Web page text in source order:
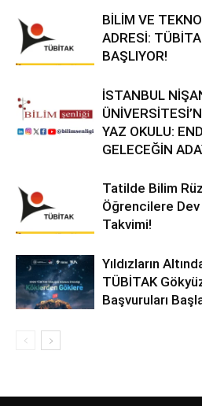
BİLİM VE
ADRESİ:
BAŞLIYOR!
İSTANBUL
YAZ OKULU:
GELECEĞİN
Tatilde Bilim
Öğrencilere
Takvimi!
Yıldızların
TÜBİTAK
Başvuruları